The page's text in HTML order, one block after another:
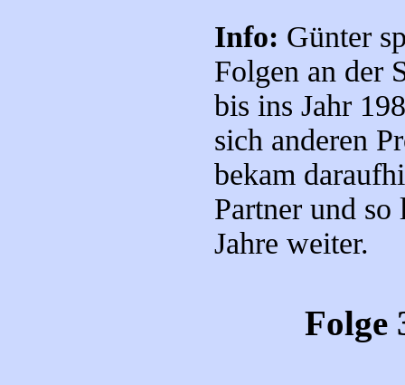
Info: Günter
Folgen an der
bis ins Jahr
sich anderen
bekam
Partner und so
Jahre weiter.
Folge